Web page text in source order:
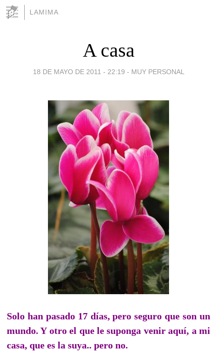
LAMIMA
A casa
18 DE MAYO DE 2011 - 22:19 - MUY PERSONAL
Solo han pasado 17 días, pero seguro que son un
mundo. Y otro el que le suponga venir aquí, a mi
casa, que es la suya.. pero no.